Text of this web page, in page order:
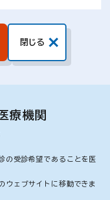
閉じる
療機関
の受診希望であることを医
ウェブサイトに移動できま